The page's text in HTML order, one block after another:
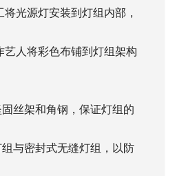
光源灯安装到灯组内部，
艺人将彩色布铺到灯组架构
丝架和角钢，保证灯组的
与密封式无缝灯组，以防